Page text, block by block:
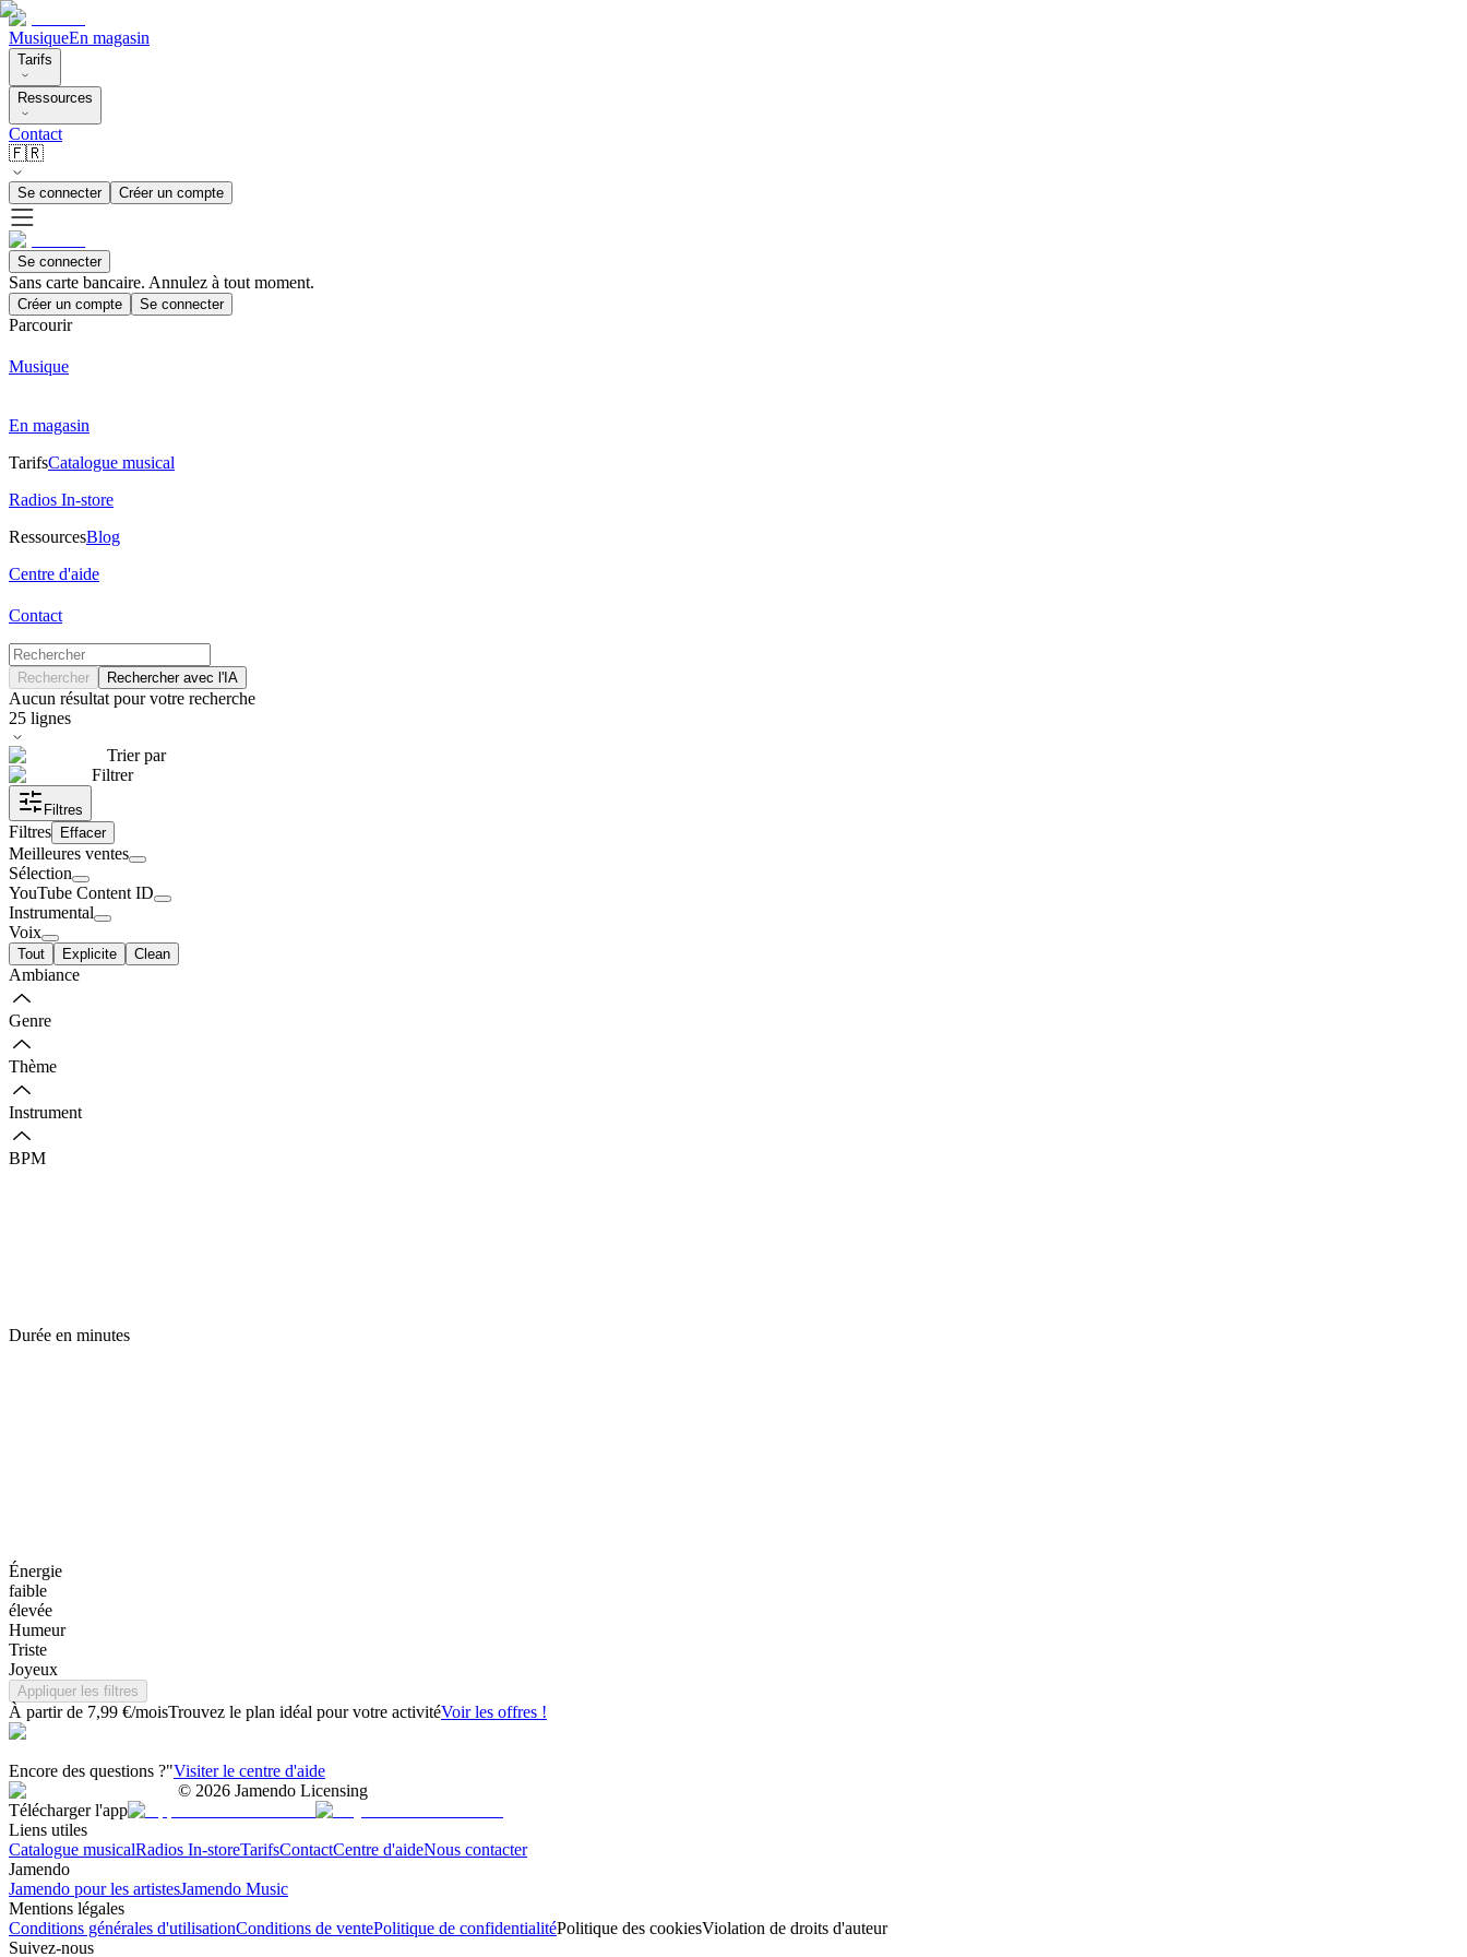
MusiqueEn magasin
Tarifs
Ressources
Contact
🇫🇷
Se connecter Créer un compte
Se connecter
Sans carte bancaire. Annulez à tout moment.
Créer un compte Se connecter
Parcourir
Musique
En magasin
TarifsCatalogue musical
Radios In-store
RessourcesBlog
Centre d'aide
Contact
Rechercher Rechercher avec l'IA
Aucun résultat pour votre recherche
25 lignes
Trier par
Filtrer
Filtres
Filtres Effacer
Meilleures ventes
Sélection
YouTube Content ID
Instrumental
Voix
Tout Explicite Clean
Ambiance
Genre
Thème
Instrument
BPM
Durée en minutes
Énergie
faible
élevée
Humeur
Triste
Joyeux
Appliquer les filtres
À partir de 7,99 €/moisTrouvez le plan idéal pour votre activitéVoir les offres !
Encore des questions ?"Visiter le centre d'aide
© 2026 Jamendo Licensing
Télécharger l'app
Liens utiles
Catalogue musicalRadios In-storeTarifsContactCentre d'aideNous contacter
Jamendo
Jamendo pour les artistesJamendo Music
Mentions légales
Conditions générales d'utilisationConditions de ventePolitique de confidentialitéPolitique des cookiesViolation de droits d'auteur
Suivez-nous